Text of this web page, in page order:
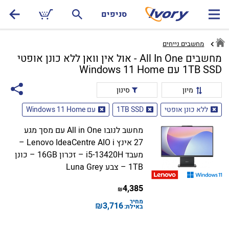
סניפים
מחשבים נייחים
מחשבים All In One - אול אין וואן ללא כונן אופטי
1TB SSD עם Windows 11 Home
מיון
סינון
ללא כונן אופטי
1TB SSD עם Windows 11 Home
מחשב לנובו All in One עם מסך מגע
27 אינץ Lenovo IdeaCentre AIO i –
מעבד i5-13420H – זכרון 16GB – כונן
1TB – צבע Luna Grey
4,385
₪
מחיר
באילת:3,716
₪